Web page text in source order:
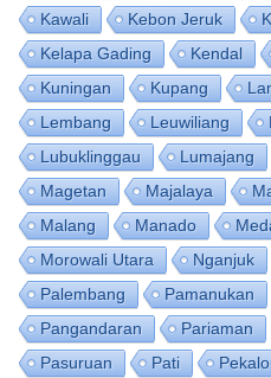
Kawali
Kebon Jeruk
Kelapa Gading
Kendal
Kuningan
Kupang
Lembang
Leuwiliang
Lubuklinggau
Lumajang
Magetan
Majalaya
Malang
Manado
Morowali Utara
Nganjuk
Palembang
Pamanukan
Pangandaran
Pariaman
Pasuruan
Pati